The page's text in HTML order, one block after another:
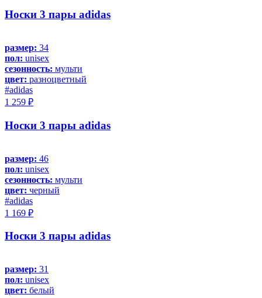
Носки 3 пары adidas
размер: 34
пол: unisex
сезонность: мульти
цвет: разноцветный
#adidas
1 259 ₽
Носки 3 пары adidas
размер: 46
пол: unisex
сезонность: мульти
цвет: черный
#adidas
1 169 ₽
Носки 3 пары adidas
размер: 31
пол: unisex
цвет: белый